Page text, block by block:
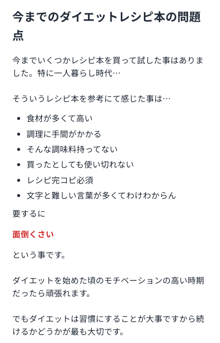
今までのダイエットレシピ本の問題
点
今までいくつかレシピ本を買って試した事はありま
した。特に一人暮らし時代…
そういうレシピ本を参考にて感じた事は…
食材が多くて高い
調理に手間がかかる
そんな調味料持ってない
買ったとしても使い切れない
レシピ完コピ必須
文字と難しい言葉が多くてわけわからん
要するに
面倒くさい
という事です。
ダイエットを始めた頃のモチベーションの高い時期
だったら頑張れます。
でもダイエットは習慣にすることが大事ですから続
けるかどうかが最も大切です。